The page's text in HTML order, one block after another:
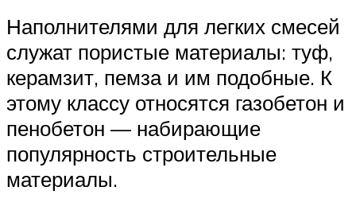
Наполнителями для легких смесей
служат пористые материалы: туф,
керамзит, пемза и им подобные. К
этому классу относятся газобетон и
пенобетон — набирающие
популярность строительные
материалы.